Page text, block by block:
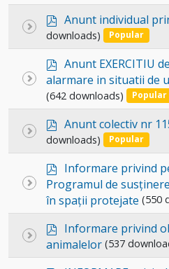
item
Select
p
d
Anunt individual
downloads)
Popular
Select
p
d
f
Anunt EXERCITIU
alarmare in situatii de
(642 downloads) Popular
Select
p
d
Anunt colectiv nr
downloads)
Popular
Select
p
d
f
Informare privind
Programul de
în spații protejate (550
Select
p
d
f
Informare privind
animalelor (537